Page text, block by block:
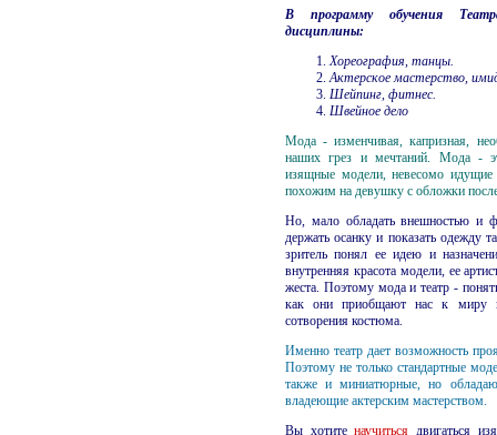
В программу обучения
дисциплины:
Хореография, танцы.
Актерское мастерство,
Шейпинг, фитнес.
Швейное дело
Мода - изменчивая, капризная,
наших грез и мечтаний. Мода -
изящные модели, невесомо
похожим на девушку с обложки
Но, мало обладать внешностью и
держать осанку и показать одежду
зритель понял ее идею и
внутренняя красота модели, ее
жеста. Поэтому мода и театр -
как они приобщают нас к миру
сотворения костюма.
Именно театр дает возможность
Поэтому не только стандартные
также и миниатюрные, но
владеющие актерским мастерством.
Вы хотитенаучиться двигаться